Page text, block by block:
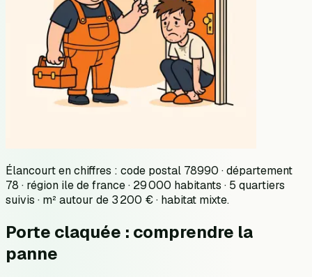
Élancourt en chiffres : code postal 78990 · département
78 · région ile de france · 29 000 habitants · 5 quartiers
suivis · m² autour de 3 200 € · habitat mixte.
Porte claquée : comprendre la
panne